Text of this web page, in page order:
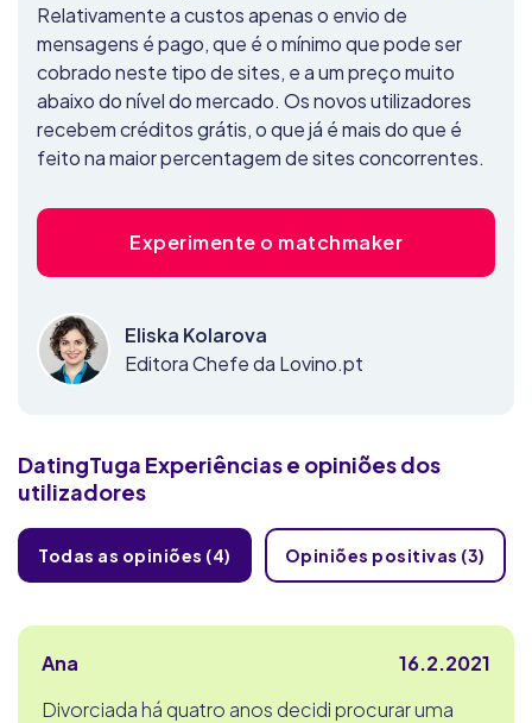
Relativamente a custos apenas o envio de
mensagens é pago, que é o mínimo que pode ser
cobrado neste tipo de sites, e a um preço muito
abaixo do nível do mercado. Os novos utilizadores
recebem créditos grátis, o que já é mais do que é
feito na maior percentagem de sites concorrentes.
Experimente o matchmaker
Eliska Kolarova
Editora Chefe da Lovino.pt
DatingTuga Experiências e opiniões dos
utilizadores
Todas as opiniões (4) Opiniões positivas (3)
Ana
16.2.2021
Divorciada há quatro anos decidi procurar uma